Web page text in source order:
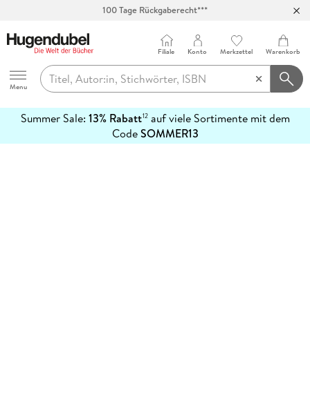
100 Tage Rückgaberecht***
Hugendubel
Menu
Filiale Konto Merkzettel Warenkorb
Summer Sale: 13% Rabatt12auf viele Sortimente mit dem
CodeSOMMER13
erfahren